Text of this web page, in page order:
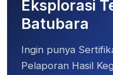
Eksplorasi
Batubara
Ingin punya
Pelaporan Hasil